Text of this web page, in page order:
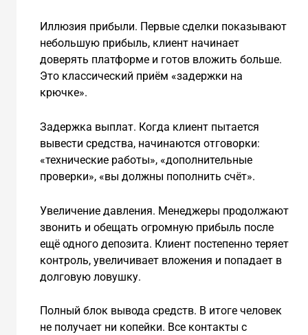
Иллюзия прибыли. Первые сделки показывают
небольшую прибыль, клиент начинает
доверять платформе и готов вложить больше.
Это классический приём «задержки на
крючке».
Задержка выплат. Когда клиент пытается
вывести средства, начинаются отговорки:
«технические работы», «дополнительные
проверки», «вы должны пополнить счёт».
Увеличение давления. Менеджеры продолжают
звонить и обещать огромную прибыль после
ещё одного депозита. Клиент постепенно теряет
контроль, увеличивает вложения и попадает в
долговую ловушку.
Полный блок вывода средств. В итоге человек
не получает ни копейки. Все контакты с